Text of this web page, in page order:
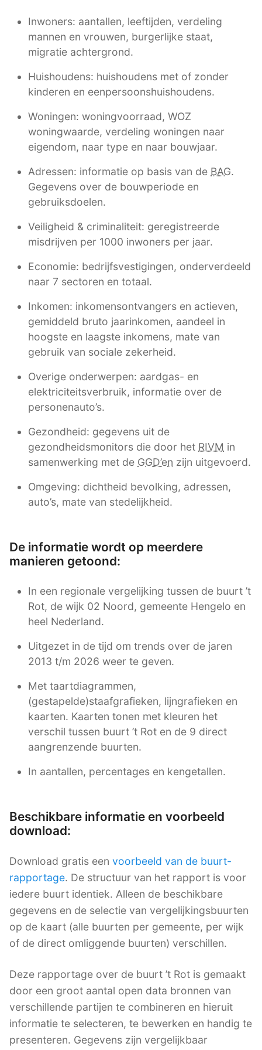
Inwoners: aantallen, leeftijden, verdeling
mannen en vrouwen, burgerlijke staat,
migratie achtergrond.
Huishoudens: huishoudens met of zonder
kinderen en eenpersoonshuishoudens.
Woningen: woningvoorraad, WOZ
woningwaarde, verdeling woningen naar
eigendom, naar type en naar bouwjaar.
Adressen: informatie op basis van de BAG.
Gegevens over de bouwperiode en
gebruiksdoelen.
Veiligheid & criminaliteit: geregistreerde
misdrijven per 1000 inwoners per jaar.
Economie: bedrijfsvestigingen, onderverdeeld
naar 7 sectoren en totaal.
Inkomen: inkomensontvangers en actieven,
gemiddeld bruto jaarinkomen, aandeel in
hoogste en laagste inkomens, mate van
gebruik van sociale zekerheid.
Overige onderwerpen: aardgas- en
elektriciteitsverbruik, informatie over de
personenauto’s.
Gezondheid: gegevens uit de
gezondheidsmonitors die door het RIVM in
samenwerking met de GGD’en zijn uitgevoerd.
Omgeving: dichtheid bevolking, adressen,
auto’s, mate van stedelijkheid.
De informatie wordt op meerdere
manieren getoond:
In een regionale vergelijking tussen de buurt ’t
Rot, de wijk 02 Noord, gemeente Hengelo en
heel Nederland.
Uitgezet in de tijd om trends over de jaren
2013 t/m 2026 weer te geven.
Met taartdiagrammen,
(gestapelde)staafgrafieken, lijngrafieken en
kaarten. Kaarten tonen met kleuren het
verschil tussen buurt ’t Rot en de 9 direct
aangrenzende buurten.
In aantallen, percentages en kengetallen.
Beschikbare informatie en voorbeeld
download:
Download gratis een voorbeeld van de buurt-
rapportage. De structuur van het rapport is voor
iedere buurt identiek. Alleen de beschikbare
gegevens en de selectie van vergelijkingsbuurten
op de kaart (alle buurten per gemeente, per wijk
of de direct omliggende buurten) verschillen.
Deze rapportage over de buurt ’t Rot is gemaakt
door een groot aantal open data bronnen van
verschillende partijen te combineren en hieruit
informatie te selecteren, te bewerken en handig te
presenteren. Gegevens zijn vergelijkbaar